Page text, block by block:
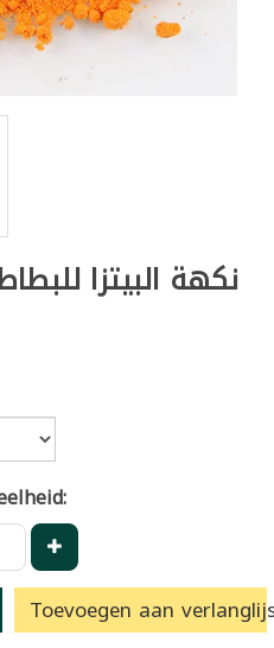
نكهة البيتزا
Toevoegen aan